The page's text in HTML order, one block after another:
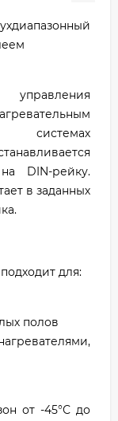
управления
DIN-рейку.
в заданных
для:
полов
от -45°С до